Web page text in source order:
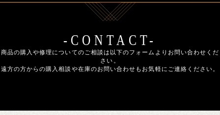
n
t
i
n
-CONTACT-
商品の購入や修理についてのご相談は以下のフォームよりお問い合わせくだ
さい。
遠方の方からの購入相談や在庫のお問い合わせもお気軽にご連絡ください。